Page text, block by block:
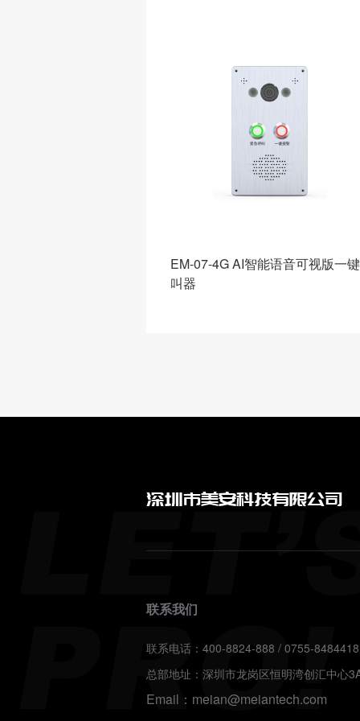
G02智能网关
深圳市美安科技有限公司
联系我们
联系电话：400-8824-888 / 0755-
总部地址：深圳市龙岗区恒明湾创汇中心
Email：meian@meiantech.com